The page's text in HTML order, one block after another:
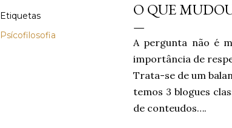
Etiquetas
Psícofilosofia
O QUE
A pergunta não é
importância de
Trata-se de um
temos 3 blogues
de conteudos….